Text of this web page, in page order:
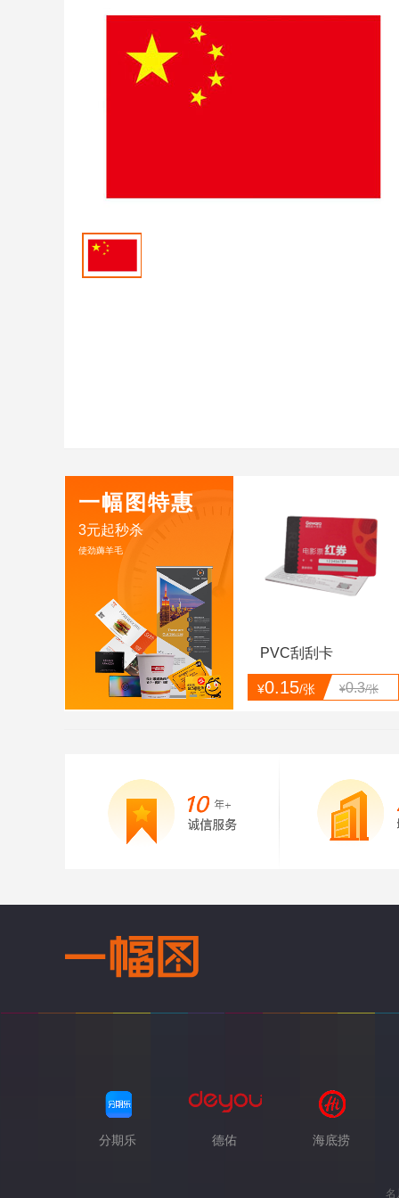
一幅图特惠
3元起秒杀
使劲薅羊毛
PVC刮刮卡
¥0.15/张 ¥0.3/张
分期乐 德佑 海底捞
名